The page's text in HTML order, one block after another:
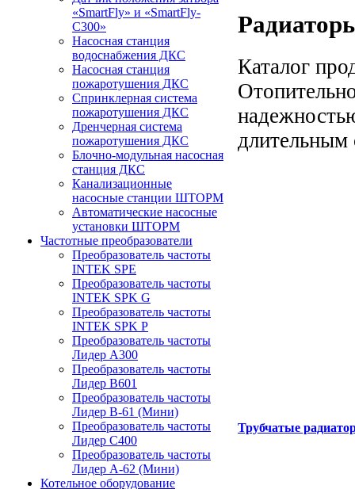
«SmartFly» и «SmartFly-
С300»
Насосная станция
водоснабжения ДКС
Насосная станция
пожаротушения ДКС
Спринклерная система
пожаротушения ДКС
Дренчерная система
пожаротушения ДКС
Блочно-модульная насосная
станция ДКС
Канализационные
насосные станции ШТОРМ
Автоматические насосные
установки ШТОРМ
Частотные преобразователи
Преобразователь частоты
INTEK SPE
Преобразователь частоты
INTEK SPK G
Преобразователь частоты
INTEK SPK P
Преобразователь частоты
Лидер А300
Преобразователь частоты
Лидер B601
Преобразователь частоты
Лидер В-61 (Мини)
Преобразователь частоты
Лидер С400
Преобразователь частоты
Лидер А-62 (Мини)
Котельное оборудование
Каталог
Трубчатые